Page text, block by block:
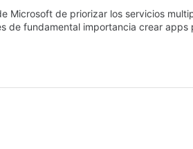
Microsoft de priorizar los servicios
de fundamental importancia crear apps